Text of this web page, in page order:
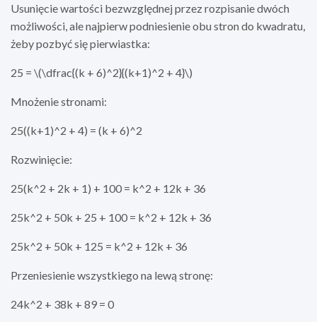
Usunięcie wartości bezwzględnej przez rozpisanie dwóch
możliwości, ale najpierw podniesienie obu stron do kwadratu,
żeby pozbyć się pierwiastka:
25 = \(\dfrac{(k + 6)^2}{(k+1)^2 + 4}\)
Mnożenie stronami:
25((k+1)^2 + 4) = (k + 6)^2
Rozwinięcie:
25(k^2 + 2k + 1) + 100 = k^2 + 12k + 36
25k^2 + 50k + 25 + 100 = k^2 + 12k + 36
25k^2 + 50k + 125 = k^2 + 12k + 36
Przeniesienie wszystkiego na lewą stronę:
24k^2 + 38k + 89 = 0